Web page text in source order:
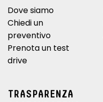
Dove siamo
Chiedi un
preventivo
Prenota un test
drive
TRASPARENZA